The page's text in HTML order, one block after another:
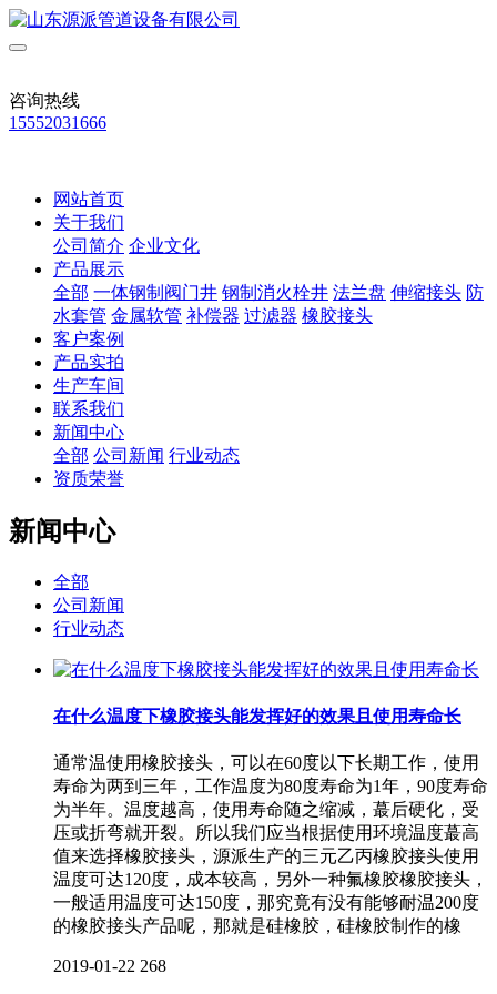
咨询热线
15552031666
网站首页
关于我们
公司简介 企业文化
产品展示
全部 一体钢制阀门井 钢制消火栓井 法兰盘 伸缩接头 防
水套管 金属软管 补偿器 过滤器 橡胶接头
客户案例
产品实拍
生产车间
联系我们
新闻中心
全部 公司新闻 行业动态
资质荣誉
新闻中心
全部
公司新闻
行业动态
在什么温度下橡胶接头能发挥好的效果且使用寿命长
通常温使用橡胶接头，可以在60度以下长期工作，使用
寿命为两到三年，工作温度为80度寿命为1年，90度寿命
为半年。温度越高，使用寿命随之缩减，蕞后硬化，受
压或折弯就开裂。所以我们应当根据使用环境温度蕞高
值来选择橡胶接头，源派生产的三元乙丙橡胶接头使用
温度可达120度，成本较高，另外一种氟橡胶橡胶接头，
一般适用温度可达150度，那究竟有没有能够耐温200度
的橡胶接头产品呢，那就是硅橡胶，硅橡胶制作的橡
2019-01-22 268